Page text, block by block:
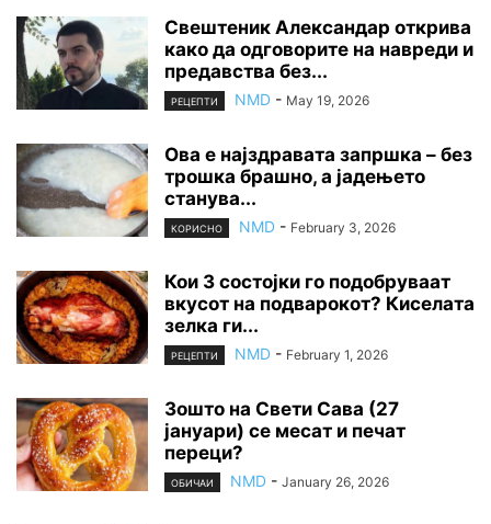
Свештеник Александар открива
како да одговорите на навреди и
предавства без...
РЕЦЕПТИ NMD - May 19, 2026
Ова е најздравата запршка – без
трошка брашно, а јадењето
станува...
КОРИСНО NMD - February 3, 2026
Кои 3 состојки го подобруваат
вкусот на подварокот? Киселата
зелка ги...
РЕЦЕПТИ NMD - February 1, 2026
Зошто на Свети Сава (27
јануари) се месат и печат
переци?
ОБИЧАИ NMD - January 26, 2026